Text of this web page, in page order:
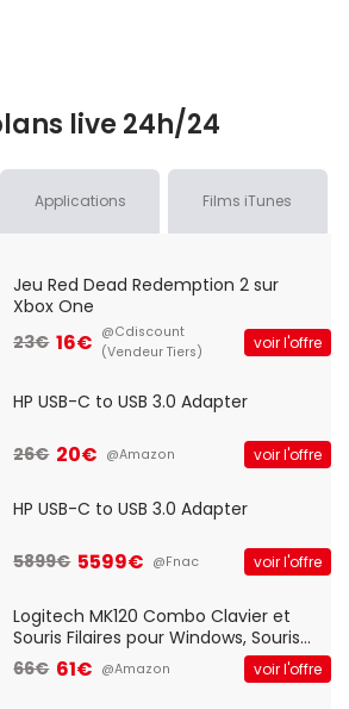
live 24h/24
Applications Films iTunes
Jeu Red Dead Redemption 2 sur
Xbox One
23€ 16€ @Cdiscount
(Vendeur Tiers)
voir l'offre
HP USB-C to USB 3.0 Adapter
26€ 20€ @Amazon voir l'offre
HP USB-C to USB 3.0 Adapter
5899€ 5599€ @Fnac voir l'offre
Logitech MK120 Combo Clavier et
Souris Filaires pour Windows, Souris
Optique Filaire, Connexion USB Plug
And Play, Confortable, Taille
66€ 61€ @Amazon voir l'offre